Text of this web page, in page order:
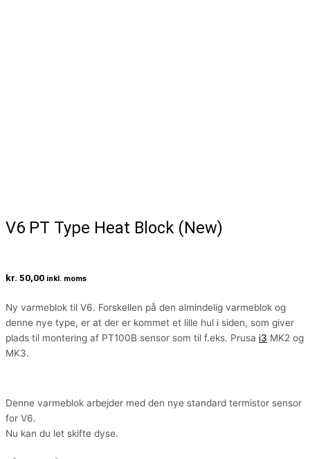
V6 PT Type Heat Block (New)
kr. 50,00 inkl. moms
Ny varmeblok til V6. Forskellen på den almindelig varmeblok og
denne nye type, er at der er kommet et lille hul i siden, som giver
plads til montering af PT100B sensor som til f.eks. Prusa i3 MK2 og
MK3.
Denne varmeblok arbejder med den nye standard termistor sensor
for V6.
Nu kan du let skifte dyse.